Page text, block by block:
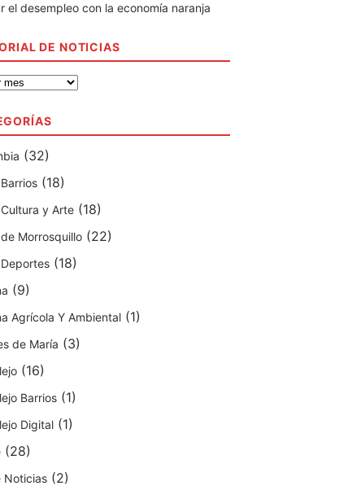
el desempleo con la economía naranja
DE NOTICIAS
(32)
(18)
y Arte (18)
Morrosquillo (22)
(18)
(9)
Agrícola Y Ambiental (1)
de María (3)
(16)
Barrios (1)
Digital (1)
(28)
Noticias (2)